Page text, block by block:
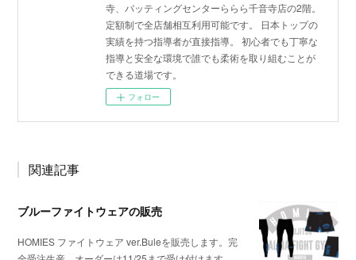
寺、バッティングセンターららら千音寺店の2階。
定額制で全店舗相互利用可能です。 日本トップの
実績を持つ指導者が直接指導。 初心者でも丁寧な
指導と安全な環境で誰でも柔術を取り組むことが
できる道場です。
フォロー
関連記事
ブルーファイトウェアの販売
HOMIES ファイトウェア ver.Buleを販売します。完